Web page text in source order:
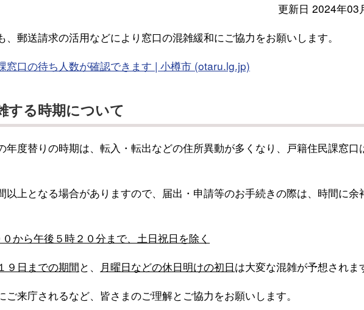
更新日 2024年03
郵送請求の活用などにより窓口の混雑緩和にご協力をお願いします。
窓口の待ち人数が確認できます | 小樽市 (otaru.lg.jp)
する時期について
度替りの時期は、転入・転出などの住所異動が多くなり、戸籍住民課窓口
上となる場合がありますので、届出・申請等のお手続きの際は、時間に余
から午後５時２０分まで、土日祝日を除く
９日までの期間と、 月曜日などの休日明けの初日は大変な混雑が予想されま
来庁されるなど、皆さまのご理解とご協力をお願いします。